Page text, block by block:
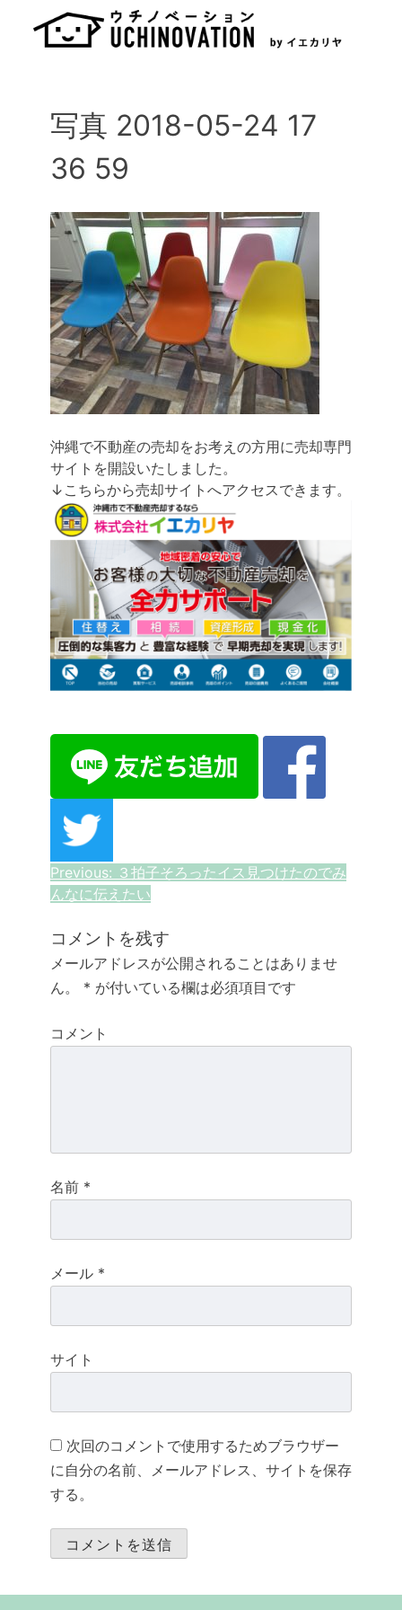
写真 2018-05-24 17
36 59
沖縄で不動産の売却をお考えの方用に売却専門
サイトを開設いたしました。
↓こちらから売却サイトへアクセスできます。
投
稿
ナ
ビ
ー
Previous: ３拍子そろったイス見つけたのでみ
んなに伝えたい
コメントを残す
メールアドレスが公開されることはありませ
ん。
* が付いている欄は必須項目です
コメント
名前 *
メール *
サイト
次回のコメントで使用するためブラウザー
に自分の名前、メールアドレス、サイトを保存
する。